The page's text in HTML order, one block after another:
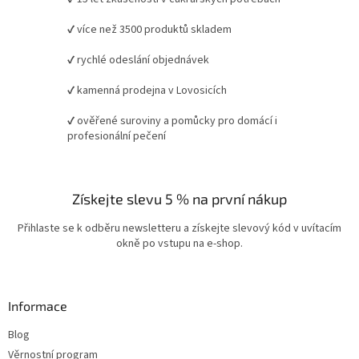
✔ více než 3500 produktů skladem
✔ rychlé odeslání objednávek
✔ kamenná prodejna v Lovosicích
✔ ověřené suroviny a pomůcky pro domácí i
profesionální pečení
Získejte slevu 5 % na první nákup
Přihlaste se k odběru newsletteru a získejte slevový kód v uvítacím
okně po vstupu na e-shop.
Informace
Blog
Věrnostní program